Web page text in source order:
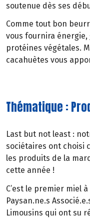
soutenue dès ses
Comme tout bon
vous fournira énergie,
protéines végétales.
cacahuètes vous
Thématique :
Last but not least :
sociétaires ont choisi
les produits de la
cette année !
C’est le premier miel
Paysan.ne.s
Limousins qui ont su